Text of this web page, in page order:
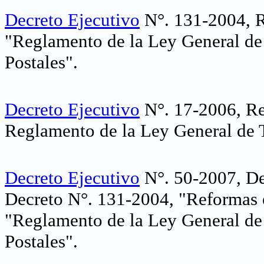
Decreto Ejecutivo N°. 131-2004,
"Reglamento de la Ley General
Postales".
Decreto Ejecutivo N°. 17-2006,
Reglamento de la Ley General de
Decreto Ejecutivo N°. 50-2007,
Decreto N°. 131-2004,
"Reglamento de la Ley General
Postales".